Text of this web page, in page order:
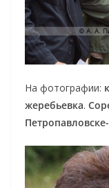
На фотографии:
жеребьевка.